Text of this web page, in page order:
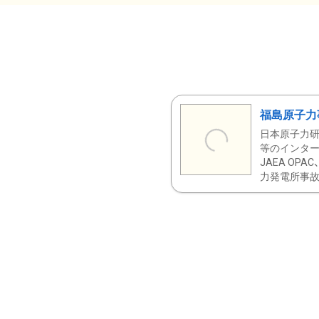
福島原子
日本原子力
等のインタ
JAEA OPAC
力発電所事